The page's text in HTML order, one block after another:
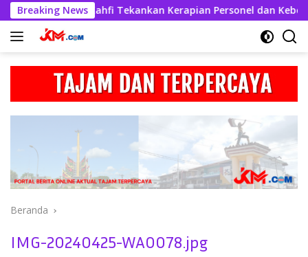
Langsung
ke
konten
Breaking News
Askhabul Kahfi Tekankan Kerapian Personel dan
Beranda
IMG-20240425-WA0078.jpg